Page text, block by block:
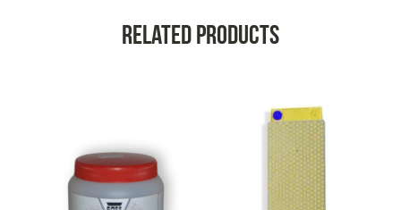
Related products